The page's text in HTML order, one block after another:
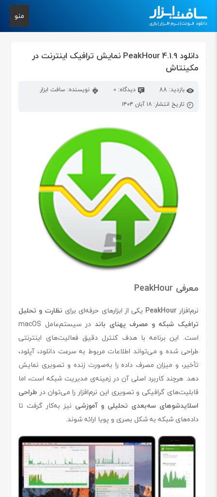
منو
دانلود PeakHour 4.1.9 نمایش ترافیک اینترنت در
مکینتاش
بازدید: 88 دیدگاه: 0
نویسنده: سافت ابزار
تاریخ انتشار: ۱۸ آبان ۱۴۰۴
معرفی PeakHour
نرم‌افزار PeakHour یکی از ابزارهای حرفه‌ای برای نظارت و تحلیل
ترافیک شبکه و مصرف پهنای باند
در سیستم‌عامل macOS
است. این برنامه با هدف کنترل دقیق فعالیت‌های اینترنتی
طراحی شده و می‌تواند اطلاعات مربوط به سرعت دانلود، آپلود،
تأخیر، و میزان مصرف داده را به‌صورت زنده و تصویری نمایش
دهد. هرچند کاربرد اصلی آن در زمینه‌ی مدیریت شبکه است، اما
قابلیت‌های گرافیکی و تصویری این نرم‌افزار را می‌توان در طراحی
اسلایدشوهای سه‌بعدی تحلیلی و آموزشی نیز به‌کار گرفت تا
داده‌های شبکه به شکل بصری و پویا ارائه شوند.